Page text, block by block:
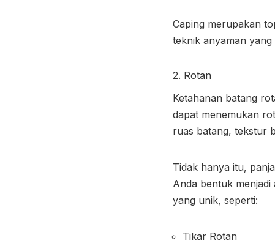
Caping merupakan
teknik anyaman
2. Rotan
Ketahanan batang
dapat menemukan
ruas batang, tekstur
Tidak hanya itu,
Anda bentuk
yang unik, seperti:
Tikar Rotan